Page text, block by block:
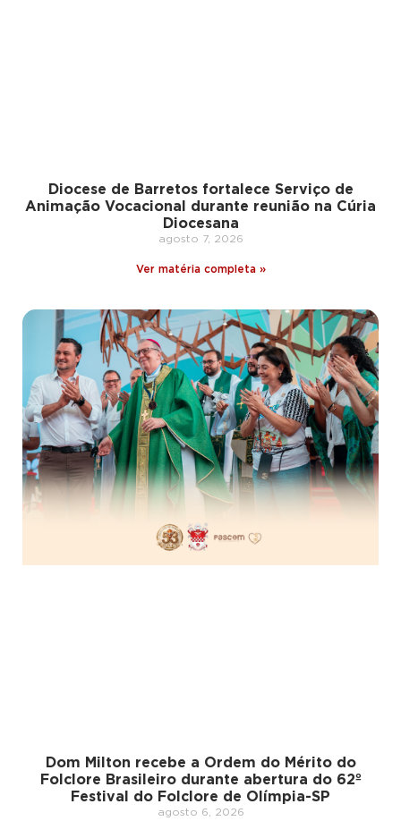
Diocese de Barretos fortalece Serviço de
Animação Vocacional durante reunião na Cúria
Diocesana
agosto 7, 2026
Ver matéria completa »
Dom Milton recebe a Ordem do Mérito do
Folclore Brasileiro durante abertura do 62º
Festival do Folclore de Olímpia-SP
agosto 6, 2026